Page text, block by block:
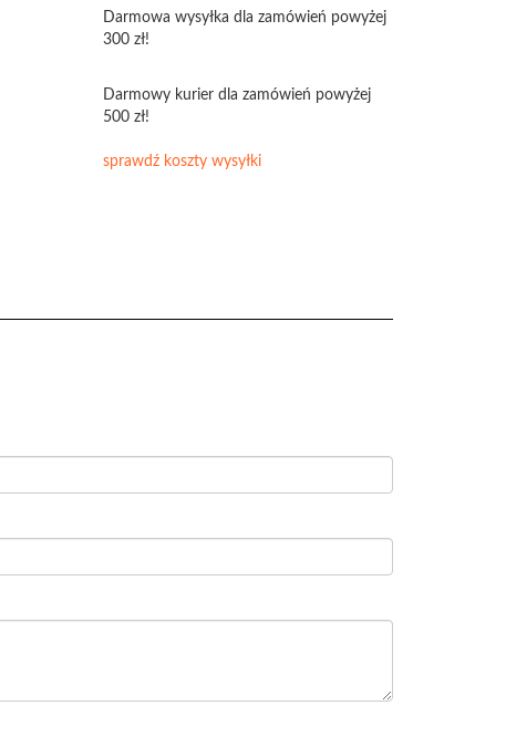
Darmowa wysyłka dla zamówień powyżej
300 zł!
Darmowy kurier dla zamówień powyżej
500 zł!
sprawdź koszty wysyłki